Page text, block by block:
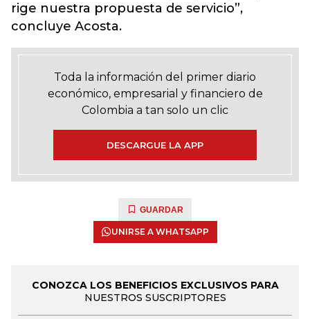
rige nuestra propuesta de servicio”,
concluye Acosta.
Toda la información del primer diario
económico, empresarial y financiero de
Colombia a tan solo un clic
DESCARGUE LA APP
GUARDAR
UNIRSE A WHATSAPP
CONOZCA LOS BENEFICIOS EXCLUSIVOS PARA
NUESTROS SUSCRIPTORES